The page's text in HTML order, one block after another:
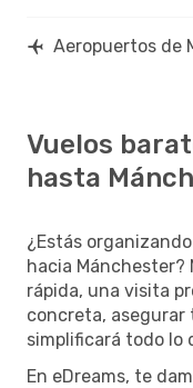
Aeropuertos de
Vuelos
hasta
¿Estás
hacia Mánchester?
rápida, una visita
concreta,
simplificará todo lo
En eDreams, te